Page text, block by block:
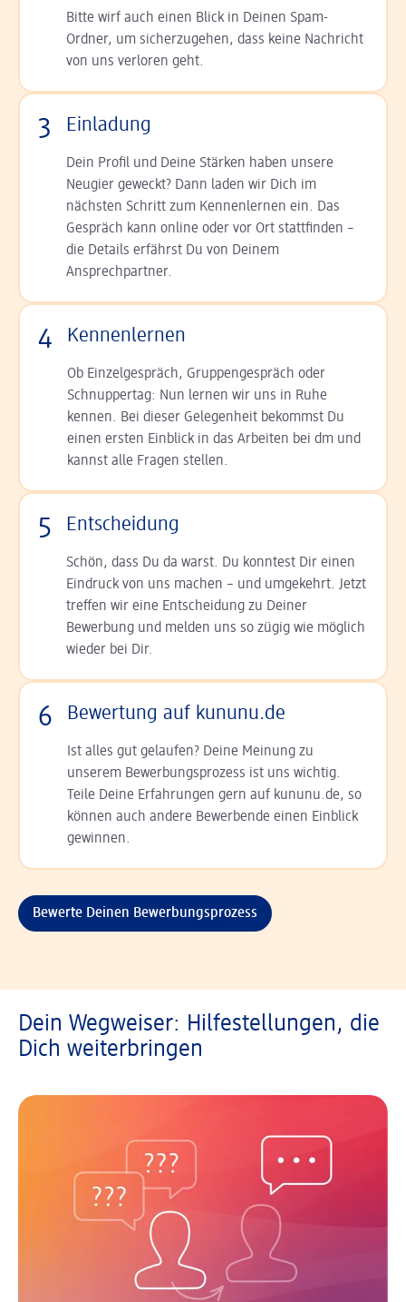
Bitte wirf auch einen Blick in Deinen Spam-
Ordner, um sicherzugehen, dass keine Nachricht
von uns verloren geht.
3 Einladung
Dein Profil und Deine Stär­ken haben unsere
Neugier geweckt? Dann laden wir Dich im
nächsten Schritt zum Kennen­lernen ein. Das
Gespräch kann online oder vor Ort statt­finden –
die Details er­fährst Du von Deinem
Ansprechpartner.
4 Kennenlernen
Ob Einzelgespräch, Grup­pen­gespräch oder
Schnup­per­tag: Nun lernen wir uns in Ruhe
kennen. Bei dieser Gelegenheit bekommst Du
einen ersten Einblick in das Arbeiten bei dm und
kannst alle Fragen stellen.
5 Entscheidung
Schön, dass Du da warst. Du konntest Dir einen
Ein­druck von uns machen – und umgekehrt. Jetzt
tref­fen wir eine Entscheidung zu Deiner
Bewerbung und melden uns so zügig wie möglich
wieder bei Dir.
6 Bewertung auf kununu.de
Ist alles gut gelaufen? Deine Meinung zu
unserem Bewerbungsprozess ist uns wichtig.
Teile Deine Erfahrungen gern auf kununu.de, so
können auch andere Bewerbende einen Einblick
gewinnen.
Bewerte Deinen Bewerbungsprozess
Dein Wegweiser: Hilfestellungen, die
Dich weiterbringen